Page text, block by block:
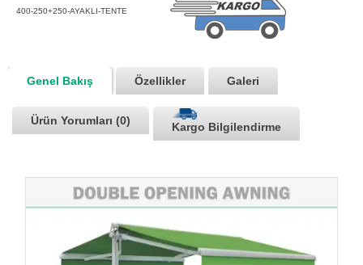
400-250+250-AYAKLI-TENTE
Genel Bakış Özellikler Galeri
Ürün Yorumları (0)
Kargo Bilgilendirme